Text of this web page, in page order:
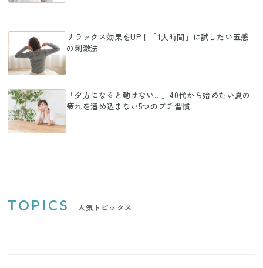
リラックス効果をUP！「1人時間」に試したい五感
の刺激法
「夕方になると動けない…」40代から始めたい夏の
疲れを溜め込まない5つのプチ習慣
TOPICS 人気トピックス